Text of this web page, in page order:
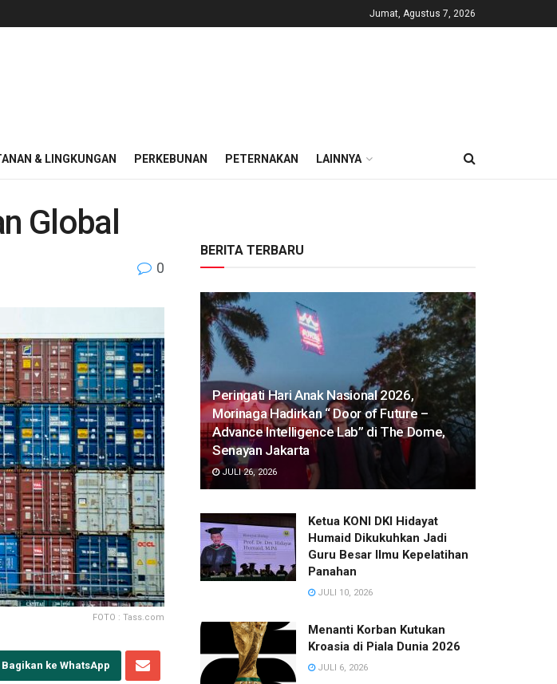
Jumat, Agustus 7, 2026
& LINGKUNGAN PERKEBUNAN PETERNAKAN LAINNYA
Global
0
FOTO : Tass.com
Bagikan ke WhatsApp
BERITA TERBARU
Peringati Hari Anak Nasional 2026,
Morinaga Hadirkan “ Door of Future –
Advance Intelligence Lab” di The Dome,
Senayan Jakarta
JULI 26, 2026
Ketua KONI DKI Hidayat
Humaid Dikukuhkan Jadi
Guru Besar Ilmu Kepelatihan
Panahan
JULI 10, 2026
Menanti Korban Kutukan
Kroasia di Piala Dunia 2026
JULI 6, 2026